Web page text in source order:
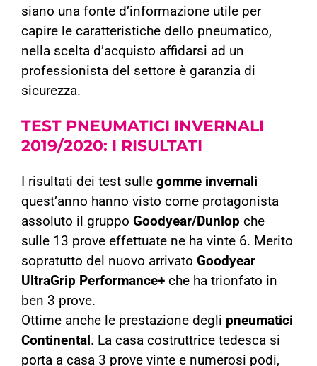
siano una fonte d’informazione utile per
capire le caratteristiche dello pneumatico,
nella scelta d’acquisto affidarsi ad un
professionista del settore è garanzia di
sicurezza.
TEST PNEUMATICI INVERNALI
2019/2020: I RISULTATI
I risultati dei test sulle gomme invernali
quest’anno hanno visto come protagonista
assoluto il gruppo Goodyear/Dunlop che
sulle 13 prove effettuate ne ha vinte 6. Merito
sopratutto del nuovo arrivato Goodyear
UltraGrip Performance+ che ha trionfato in
ben 3 prove.
Ottime anche le prestazione degli pneumatici
Continental. La casa costruttrice tedesca si
porta a casa 3 prove vinte e numerosi podi,